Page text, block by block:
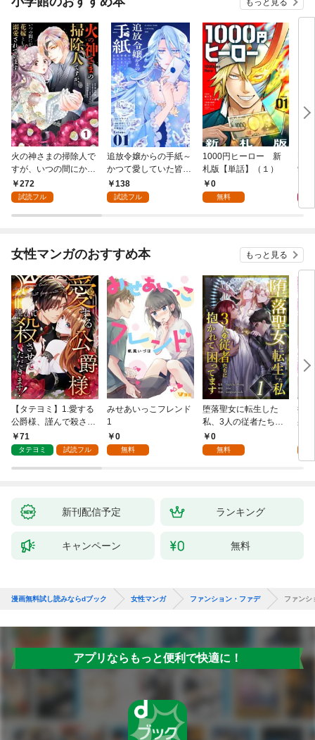
火の神さまの掃除人で
すが、いつの間にか花
嫁として溺愛されてい
ます【単話】（１）
272
試読フル
追放令嬢からの手紙～
かつて愛していた皆さ
まへ 私のことなどお忘
れですか？～【単話】
138
試読フル
1000円ヒーロー 新
札版【単話】（１）
0
無料
9.5
女性マンガのおすすめ本 もっと見る
【タテヨミ】1.愛する
公爵様、謹んで殺させ
ていただきます！
71
タテヨミ 試読フル
みせあいっこフレンド
1
0
無料
堕落聖女に転生した
私、3人の従者たちに
抱かれて困ってます 第
1話
0
無料
授
身
新刊配信予定 ランキング
キャンペーン 無料
漫画無料試し読みならdブック 女性マンガ ファンション・ファデ ファンシ
アプリならもっと便利で快適に！